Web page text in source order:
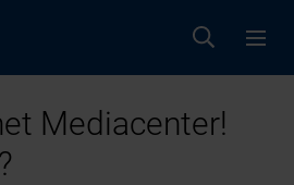
Mediacenter!